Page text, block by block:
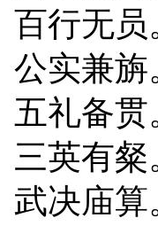
百行无员
公实兼旃
五礼备贯
三英有粲
武决庙算